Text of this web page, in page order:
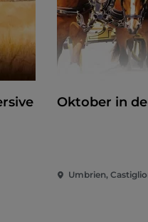
Oktober in
Umbrien,